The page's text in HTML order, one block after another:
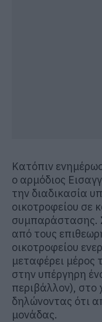
Κατόπιν
ο αρμόδιος
την διαδικασία
οικοτροφείου σε
συμπαράστασης.
από τους
οικοτροφείου
μεταφέρει μέρος
στην υπέργηρη
περιβάλλον), στο
δηλώνοντας ότι
μονάδας.